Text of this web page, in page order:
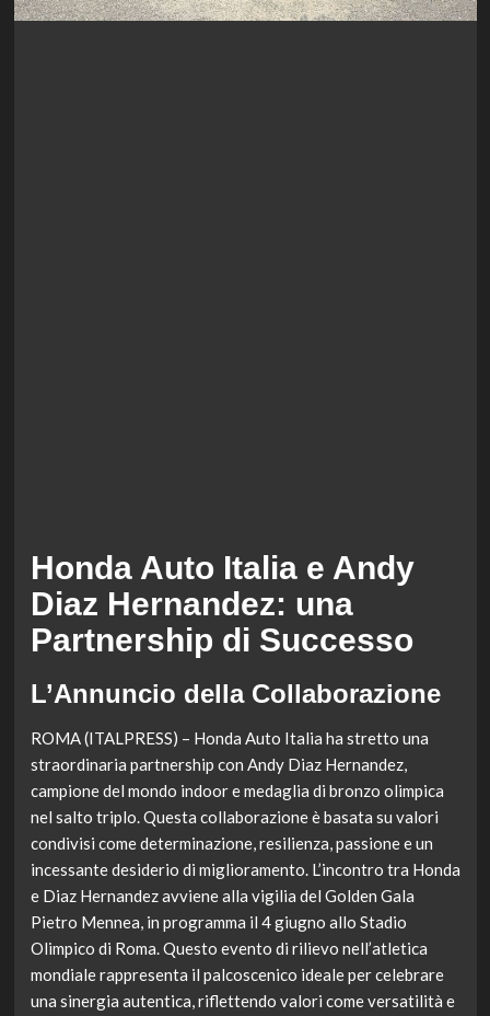
Honda Auto Italia e Andy
Diaz Hernandez: una
Partnership di Successo
L’Annuncio della Collaborazione
ROMA (ITALPRESS) – Honda Auto Italia ha stretto una
straordinaria partnership con Andy Diaz Hernandez,
campione del mondo indoor e medaglia di bronzo olimpica
nel salto triplo. Questa collaborazione è basata su valori
condivisi come determinazione, resilienza, passione e un
incessante desiderio di miglioramento. L’incontro tra Honda
e Diaz Hernandez avviene alla vigilia del Golden Gala
Pietro Mennea, in programma il 4 giugno allo Stadio
Olimpico di Roma. Questo evento di rilievo nell’atletica
mondiale rappresenta il palcoscenico ideale per celebrare
una sinergia autentica, riflettendo valori come versatilità e